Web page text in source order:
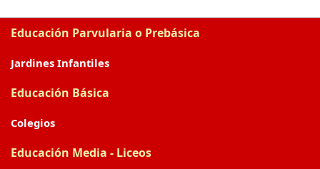
Educación Parvularia o Prebásica
Jardines Infantiles
Educación Básica
Colegios
Educación Media - Liceos